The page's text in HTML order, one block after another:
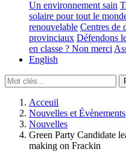
Un environnement sain
solaire pour tout le
renouvelable Centres de
provinciaux Défendons
en classe ? Non merci
English
Acceuil
Nouvelles et Évènements
Nouvelles
Green Party Candidate
making on Frackin